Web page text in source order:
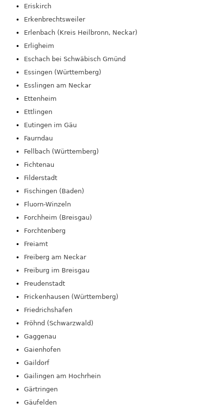
Eriskirch
Erkenbrechtsweiler
Erlenbach (Kreis Heilbronn, Neckar)
Erligheim
Eschach bei Schwäbisch Gmünd
Essingen (Württemberg)
Esslingen am Neckar
Ettenheim
Ettlingen
Eutingen im Gäu
Faurndau
Fellbach (Württemberg)
Fichtenau
Filderstadt
Fischingen (Baden)
Fluorn-Winzeln
Forchheim (Breisgau)
Forchtenberg
Freiamt
Freiberg am Neckar
Freiburg im Breisgau
Freudenstadt
Frickenhausen (Württemberg)
Friedrichshafen
Fröhnd (Schwarzwald)
Gaggenau
Gaienhofen
Gaildorf
Gailingen am Hochrhein
Gärtringen
Gäufelden